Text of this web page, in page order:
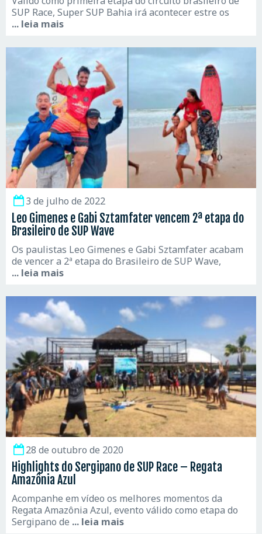
SUP Race, Super SUP Bahia irá acontecer estre os
... leia mais
3 de julho de 2022
Leo Gimenes e Gabi Sztamfater vencem 2ª etapa do
Brasileiro de SUP Wave
Os paulistas Leo Gimenes e Gabi Sztamfater acabam
de vencer a 2ª etapa do Brasileiro de SUP Wave,
... leia mais
28 de outubro de 2020
Highlights do Sergipano de SUP Race – Regata
Amazônia Azul
Acompanhe em vídeo os melhores momentos da
Regata Amazônia Azul, evento válido como etapa do
Sergipano de ... leia mais